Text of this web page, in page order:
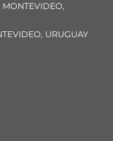
MONTEVIDEO,
URUGUAY